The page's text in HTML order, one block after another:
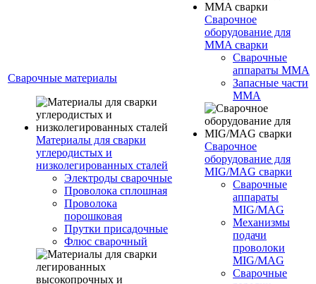
Сварочные материалы
Материалы для сварки
углеродистых и
низколегированных сталей
Электроды сварочные
Проволока сплошная
Проволока
порошковая
Прутки присадочные
Флюс сварочный
Сварочное
оборудование для
MMA сварки
Сварочные
аппараты MMA
Запасные части
MMA
Сварочное
оборудование для
MIG/MAG сварки
Сварочные
аппараты
MIG/MAG
Механизмы
подачи
проволоки
MIG/MAG
Сварочные